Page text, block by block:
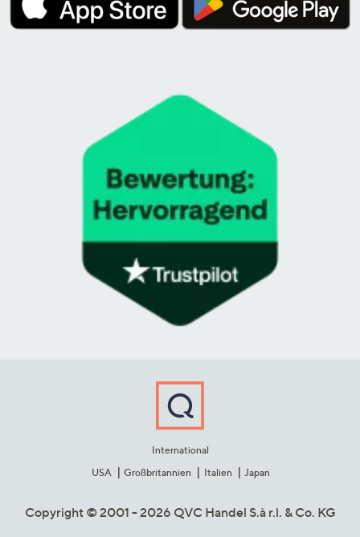
International
USA
Großbritannien Italien Japan
Copyright © 2001 - 2026 QVC Handel S.à r.l. & Co. KG